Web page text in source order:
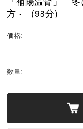
方 - (98分)
価格:
数量: